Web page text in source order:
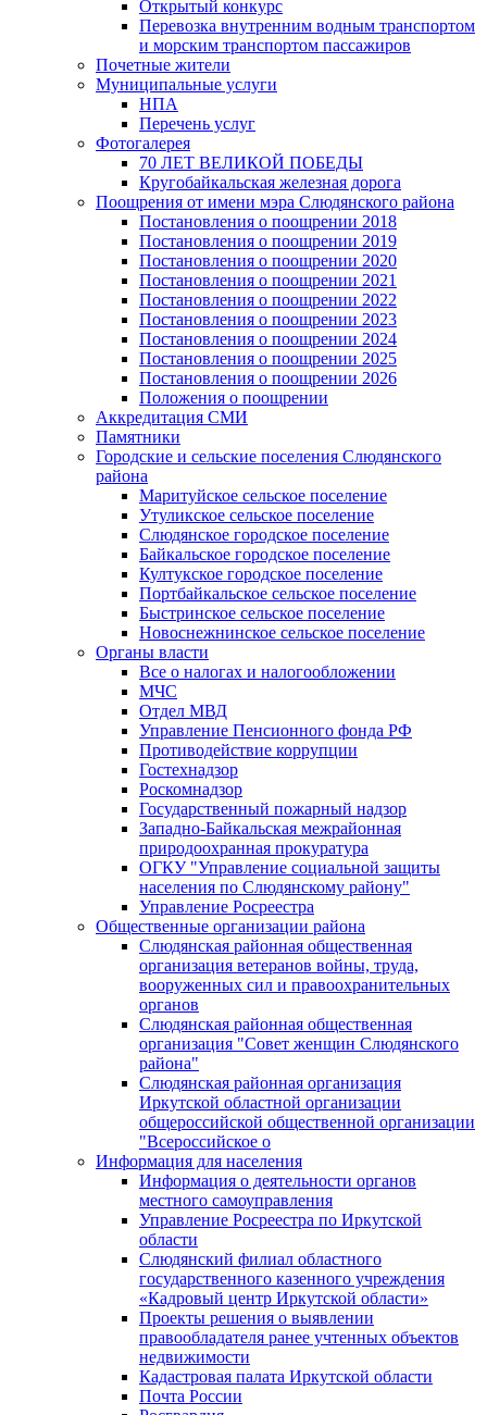
Открытый конкурс
Перевозка внутренним водным транспортом
и морским транспортом пассажиров
Почетные жители
Муниципальные услуги
НПА
Перечень услуг
Фотогалерея
70 ЛЕТ ВЕЛИКОЙ ПОБЕДЫ
Кругобайкальская железная дорога
Поощрения от имени мэра Слюдянского района
Постановления о поощрении 2018
Постановления о поощрении 2019
Постановления о поощрении 2020
Постановления о поощрении 2021
Постановления о поощрении 2022
Постановления о поощрении 2023
Постановления о поощрении 2024
Постановления о поощрении 2025
Постановления о поощрении 2026
Положения о поощрении
Аккредитация СМИ
Памятники
Городские и сельские поселения Слюдянского
района
Маритуйское сельское поселение
Утуликское сельское поселение
Слюдянское городское поселение
Байкальское городское поселение
Култукское городское поселение
Портбайкальское сельское поселение
Быстринское сельское поселение
Новоснежнинское сельское поселение
Органы власти
Все о налогах и налогообложении
МЧС
Отдел МВД
Управление Пенсионного фонда РФ
Противодействие коррупции
Гостехнадзор
Роскомнадзор
Государственный пожарный надзор
Западно-Байкальская межрайонная
природоохранная прокуратура
ОГКУ "Управление социальной защиты
населения по Слюдянскому району"
Управление Росреестра
Общественные организации района
Слюдянская районная общественная
организация ветеранов войны, труда,
вооруженных сил и правоохранительных
органов
Слюдянская районная общественная
организация "Совет женщин Слюдянского
района"
Слюдянская районная организация
Иркутской областной организации
общероссийской общественной организации
"Всероссийское о
Информация для населения
Информация о деятельности органов
местного самоуправления
Управление Росреестра по Иркутской
области
Слюдянский филиал областного
государственного казенного учреждения
«Кадровый центр Иркутской области»
Проекты решения о выявлении
правообладателя ранее учтенных объектов
недвижимости
Кадастровая палата Иркутской области
Почта России